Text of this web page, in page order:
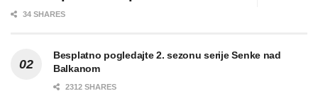
34 SHARES
Besplatno pogledajte 2. sezonu serije Senke nad
Balkanom
2312 SHARES